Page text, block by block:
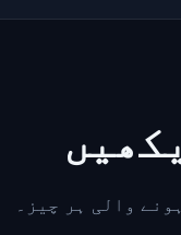
والی ہر چیز۔